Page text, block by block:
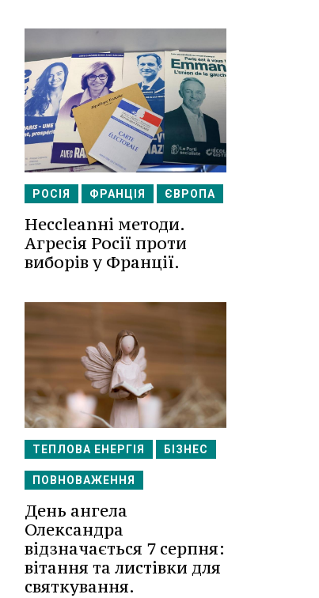
РОСІЯ ФРАНЦІЯ ЄВРОПА
Несcleanні методи.
Агресія Росії проти
виборів у Франції.
ТЕПЛОВА ЕНЕРГІЯ БІЗНЕС
ПОВНОВАЖЕННЯ
День ангела
Олександра
відзначається 7 серпня:
вітання та листівки для
святкування.